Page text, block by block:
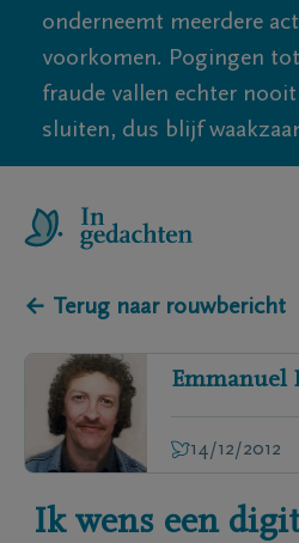
onderneemt meerdere
voorkomen. Pogingen
fraude vallen echter
sluiten, dus blijf
← Terug naar rouwbericht
Emmanuel
14/12/2012
Ik wens een